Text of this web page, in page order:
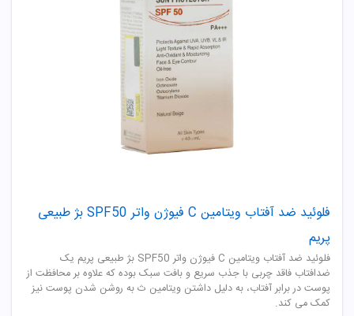
فلوئید ضد آفتاب ویتامین C فیوژن واتر SPF50 بژ طبیعی
پریم
فلوئید ضد آفتاب ویتامین C فیوژن واتر SPF50 بژ طبیعی پریم یک
ضدافتاب فاقد چربی با جذب سریع و بافت سبک بوده که علاوه بر محافظت از
پوست در برابر آفتاب، به دلیل داشتن ویتامین ث به روشن شدن پوست نیز
کمک می کند.